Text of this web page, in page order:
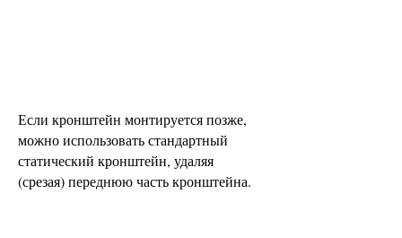
Если кронштейн монтируется позже,
можно использовать стандартный
статический кронштейн, удаляя
(срезая) переднюю часть кронштейна.